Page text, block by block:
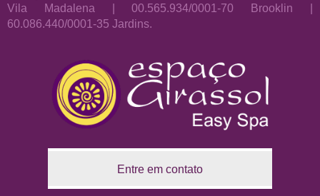
Vila Madalena | 00.565.934/0001-70 Brooklin |
60.086.440/0001-35 Jardins.
Entre em contato